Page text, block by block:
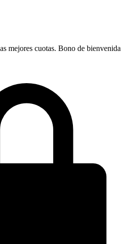
mejores cuotas. Bono de bienvenida